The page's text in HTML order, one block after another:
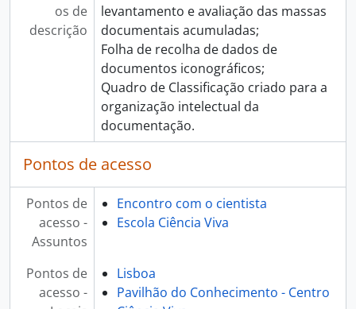
os de
descrição
levantamento e avaliação das massas
documentais acumuladas;
Folha de recolha de dados de
documentos iconográficos;
Quadro de Classificação criado para a
organização intelectual da
documentação.
Pontos de acesso
Pontos de
acesso -
Assuntos
Encontro com o cientista
Escola Ciência Viva
Pontos de
acesso -
Lisboa
Pavilhão do Conhecimento - Centro